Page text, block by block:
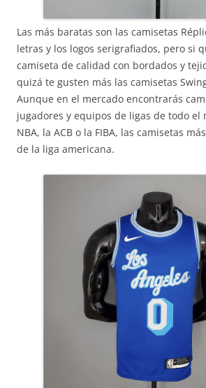
Las más baratas son las camisetas
letras y los logos serigrafiados, pero si
camiseta de calidad con bordados y
quizá te gusten más las camisetas
Aunque en el mercado encontrarás
jugadores y equipos de ligas de todo el
NBA, la ACB o la FIBA, las camisetas
de la liga americana.